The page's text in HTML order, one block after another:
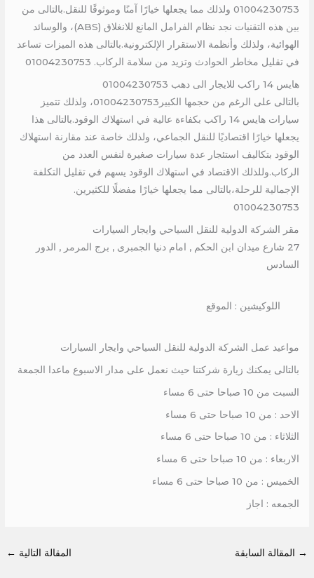
01004230753 ولذلك مما يجعلها خيارًا آمنًا وموثوقًا للنقل.بالتالى من
بين هذه التقنيات نجد نظام الفرامل المانع للانغلاق (ABS)، والوسائد
الهوائية، ولذلك وأنظمة الاستقرار الإلكترونية.بالتالى هذه الميزات تساعد
في تقليل مخاطر الحوادث وتزيد من سلامة الركاب. 01004230753
هايس 14 راكب للايجار الى دهب 01004230753
بالتالى على الرغم من حجمها الكبير01004230753، ولذلك تتميز
سيارات هايس 14 راكب بكفاءة عالية في استهلاك الوقود.بالتالى هذا
يجعلها خيارًا اقتصاديًا للنقل الجماعي، ولذلك خاصة عند مقارنة استهلاك
الوقود بتكاليف استئجار عدة سيارات صغيرة لنفس العدد من
الركاب.وللذلك الاقتصاد في استهلاك الوقود يسهم في تقليل التكلفة
الإجمالية للرحلة،بالتالى مما يجعلها خيارًا مفضلًا للكثيرين.
01004230753
مقر الشركة الدولية للنقل السياحي وايجار السيارات
27 شارع ميدان ابن الحكم , امام دنيا الجمبرى , برج المرمر , الدور
السادس
اللوكيشين : الموقع
مواعيد عمل الشركة الدولية للنقل السياحي وايجار السيارات
بالتالى يمكنك زيارة شركتنا حيث نعمل على مدار الاسبوع ماعدا الجمعة
السبت من 10 صباحا حتى 6 مساء
الاحد : من 10 صباحا حتى 6 مساء
الثلاثاء : من 10 صباحا حتى 6 مساء
الاربعاء : من 10 صباحا حتى 6 مساء
الخميس : من 10 صباحا حتى 6 مساء
الجمعه : اجاز
→ المقالة السابقة المقالة التالية ←